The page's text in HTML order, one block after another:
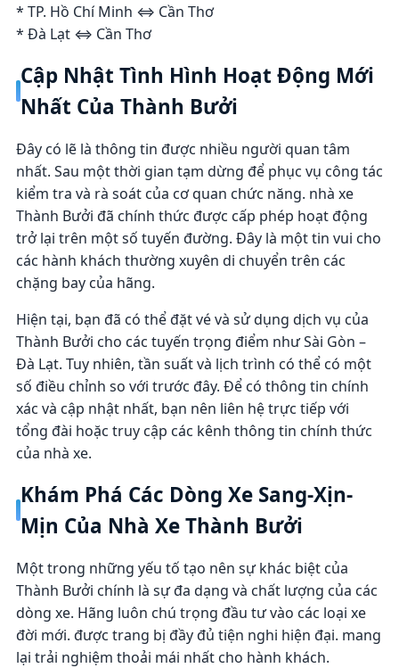
* TP. Hồ Chí Minh ⇔ Cần Thơ
* Đà Lạt ⇔ Cần Thơ
Cập Nhật Tình Hình Hoạt Động Mới
Nhất Của Thành Bưởi
Đây có lẽ là thông tin được nhiều người quan tâm
nhất. Sau một thời gian tạm dừng để phục vụ công tác
kiểm tra và rà soát của cơ quan chức năng. nhà xe
Thành Bưởi đã chính thức được cấp phép hoạt động
trở lại trên một số tuyến đường. Đây là một tin vui cho
các hành khách thường xuyên di chuyển trên các
chặng bay của hãng.
Hiện tại, bạn đã có thể đặt vé và sử dụng dịch vụ của
Thành Bưởi cho các tuyến trọng điểm như Sài Gòn –
Đà Lạt. Tuy nhiên, tần suất và lịch trình có thể có một
số điều chỉnh so với trước đây. Để có thông tin chính
xác và cập nhật nhất, bạn nên liên hệ trực tiếp với
tổng đài hoặc truy cập các kênh thông tin chính thức
của nhà xe.
Khám Phá Các Dòng Xe Sang-Xịn-
Mịn Của Nhà Xe Thành Bưởi
Một trong những yếu tố tạo nên sự khác biệt của
Thành Bưởi chính là sự đa dạng và chất lượng của các
dòng xe. Hãng luôn chú trọng đầu tư vào các loại xe
đời mới. được trang bị đầy đủ tiện nghi hiện đại. mang
lại trải nghiệm thoải mái nhất cho hành khách.